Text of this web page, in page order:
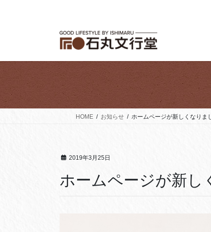
へ
プ
ョ
動
HOME お知らせ ホームページが新しくなりま
2019年3月25日
ホームページが新し